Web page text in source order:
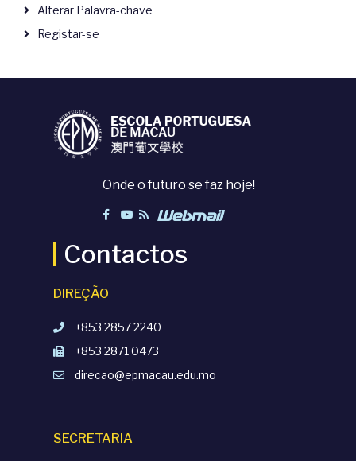
Alterar Palavra-chave
Registar-se
Onde o futuro se faz hoje!
Contactos
DIREÇÃO
+853 2857 2240
+853 2871 0473
direcao@epmacau.edu.mo
SECRETARIA